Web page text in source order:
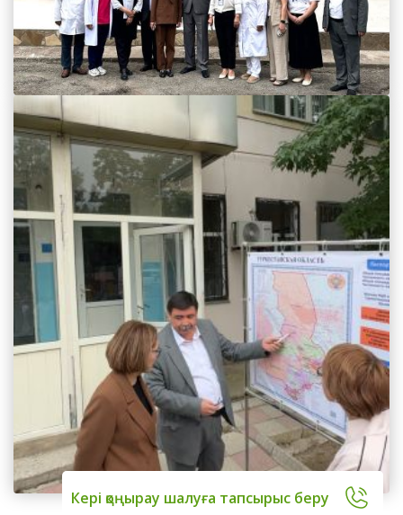
Кері қоңырау шалуға тапсырыс беру